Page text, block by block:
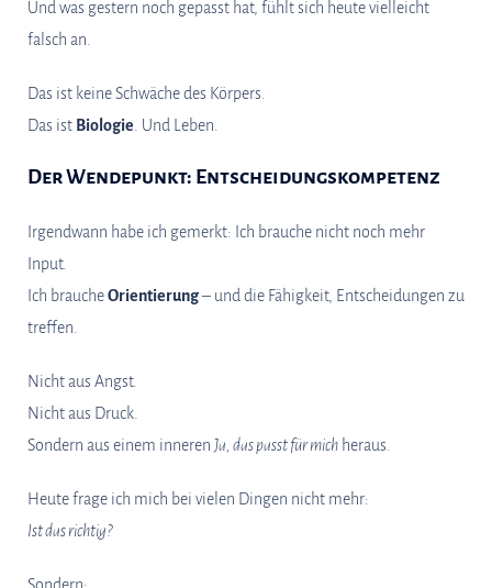
Und was gestern noch gepasst hat, fühlt sich heute vielleicht
falsch an.
Das ist keine Schwäche des Körpers.
Das ist Biologie . Und Leben.
Der Wendepunkt: Entscheidungskompetenz
Irgendwann habe ich gemerkt: Ich brauche nicht noch mehr
Input.
Ich braucheOrientierung– und die Fähigkeit, Entscheidungen zu
treffen.
Nicht aus Angst.
Nicht aus Druck.
Sondern aus einem inneren Ja, das passt für mich heraus.
Heute frage ich mich bei vielen Dingen nicht mehr:
Ist das richtig?